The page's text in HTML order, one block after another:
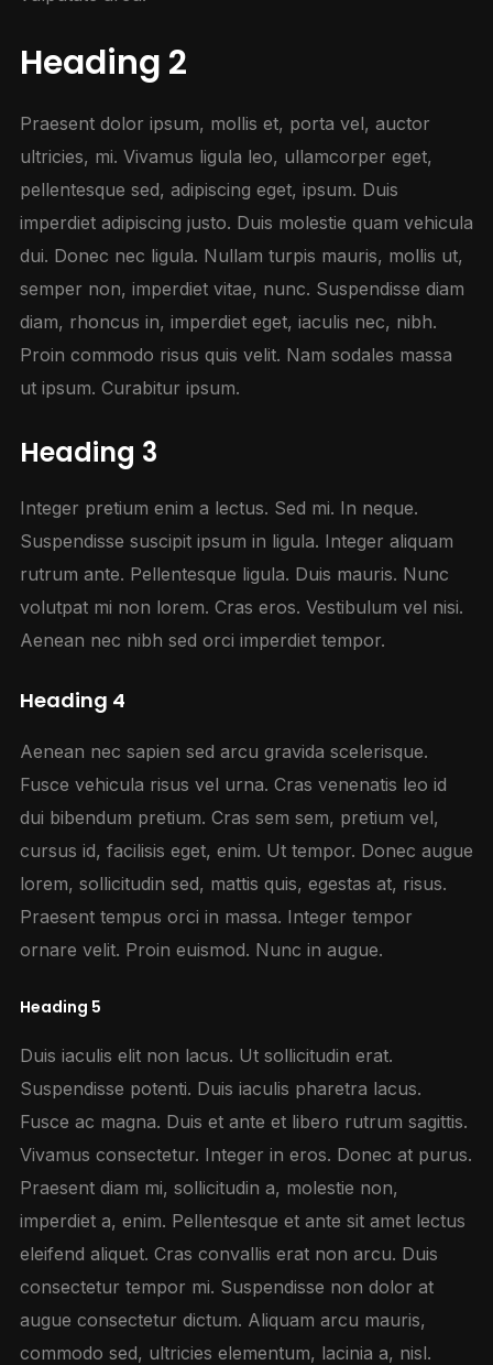
Heading 2
Praesent dolor ipsum, mollis et, porta vel, auctor
ultricies, mi. Vivamus ligula leo, ullamcorper eget,
pellentesque sed, adipiscing eget, ipsum. Duis
imperdiet adipiscing justo. Duis molestie quam vehicula
dui. Donec nec ligula. Nullam turpis mauris, mollis ut,
semper non, imperdiet vitae, nunc. Suspendisse diam
diam, rhoncus in, imperdiet eget, iaculis nec, nibh.
Proin commodo risus quis velit. Nam sodales massa
ut ipsum. Curabitur ipsum.
Heading 3
Integer pretium enim a lectus. Sed mi. In neque.
Suspendisse suscipit ipsum in ligula. Integer aliquam
rutrum ante. Pellentesque ligula. Duis mauris. Nunc
volutpat mi non lorem. Cras eros. Vestibulum vel nisi.
Aenean nec nibh sed orci imperdiet tempor.
Heading 4
Aenean nec sapien sed arcu gravida scelerisque.
Fusce vehicula risus vel urna. Cras venenatis leo id
dui bibendum pretium. Cras sem sem, pretium vel,
cursus id, facilisis eget, enim. Ut tempor. Donec augue
lorem, sollicitudin sed, mattis quis, egestas at, risus.
Praesent tempus orci in massa. Integer tempor
ornare velit. Proin euismod. Nunc in augue.
Heading 5
Duis iaculis elit non lacus. Ut sollicitudin erat.
Suspendisse potenti. Duis iaculis pharetra lacus.
Fusce ac magna. Duis et ante et libero rutrum sagittis.
Vivamus consectetur. Integer in eros. Donec at purus.
Praesent diam mi, sollicitudin a, molestie non,
imperdiet a, enim. Pellentesque et ante sit amet lectus
eleifend aliquet. Cras convallis erat non arcu. Duis
consectetur tempor mi. Suspendisse non dolor at
augue consectetur dictum. Aliquam arcu mauris,
commodo sed, ultricies elementum, lacinia a, nisl.